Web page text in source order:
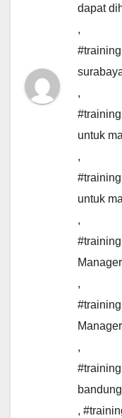
dapat
,
,
untuk
,
untuk
,
,
,
bandung
,